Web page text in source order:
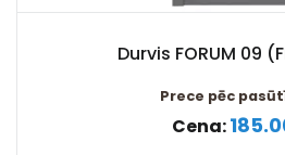
Durvis FORUM 09
Prece pēc
Cena: